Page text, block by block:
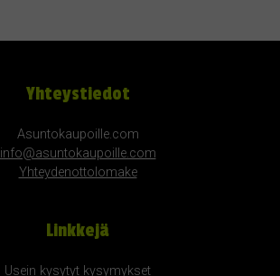
Yhteystiedot
Asuntokaupoille.com
info@asuntokaupoille.com
Yhteydenottolomake
Linkkejä
Usein kysytyt kysymykset